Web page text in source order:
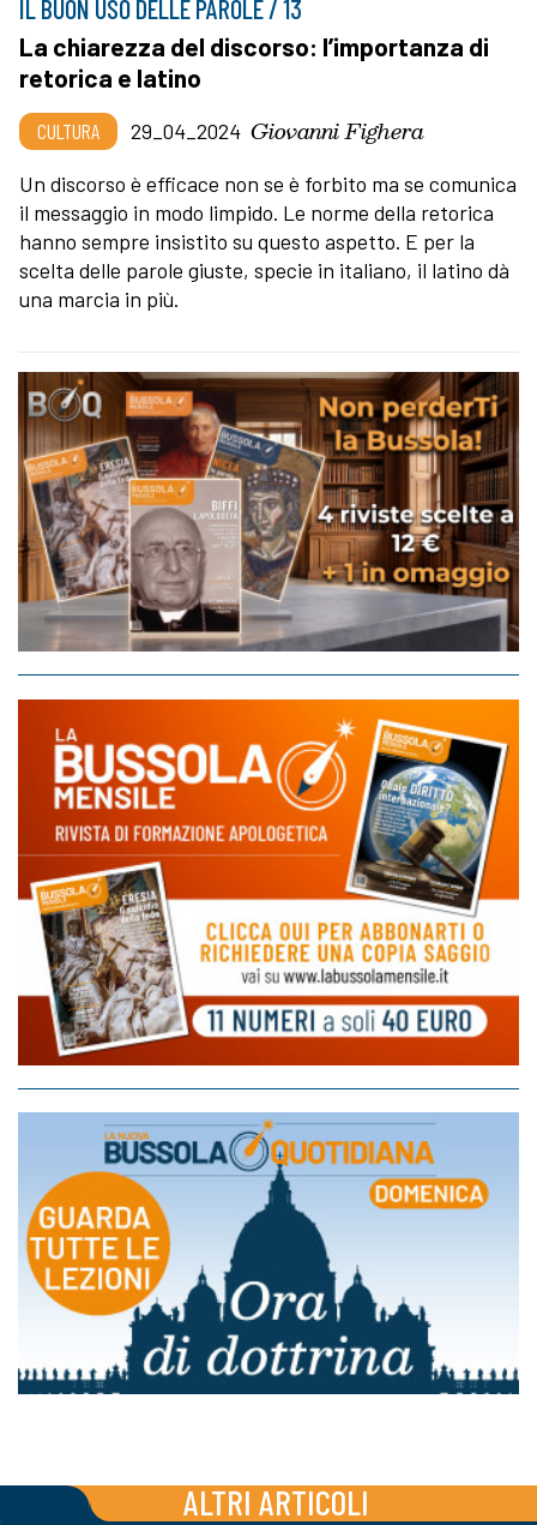
IL BUON USO DELLE PAROLE / 13
La chiarezza del discorso: l’importanza di
retorica e latino
CULTURA 29_04_2024 Giovanni Fighera
Un discorso è efficace non se è forbito ma se comunica
il messaggio in modo limpido. Le norme della retorica
hanno sempre insistito su questo aspetto. E per la
scelta delle parole giuste, specie in italiano, il latino dà
una marcia in più.
ALTRI ARTICOLI